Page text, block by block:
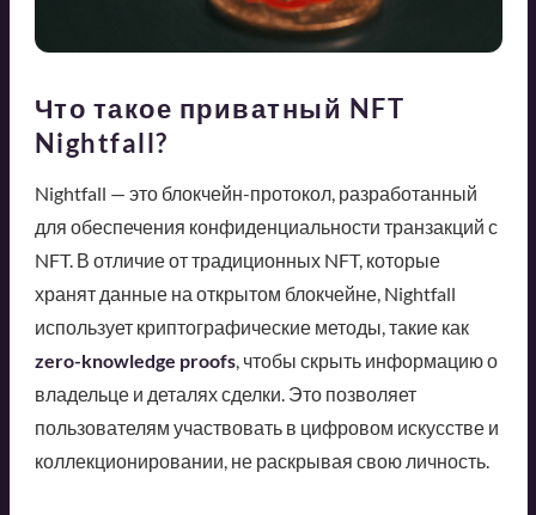
Что такое приватный NFT
Nightfall?
Nightfall — это блокчейн-протокол, разработанный
для обеспечения конфиденциальности транзакций с
NFT. В отличие от традиционных NFT, которые
хранят данные на открытом блокчейне, Nightfall
использует криптографические методы, такие как
zero-knowledge proofs, чтобы скрыть информацию о
владельце и деталях сделки. Это позволяет
пользователям участвовать в цифровом искусстве и
коллекционировании, не раскрывая свою личность.